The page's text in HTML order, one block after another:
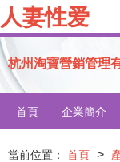
人妻性爱
杭州淘寶營銷管理
首頁 企業簡介
當前位置： 首頁 >